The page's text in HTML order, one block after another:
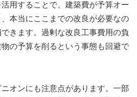
用することで、建築費が予算オー
本当にここまでの改良が必要なの
きます。過剰な改良工事費用の負
の予算を削るという事態も回避で
オンにも注意点があります。一部